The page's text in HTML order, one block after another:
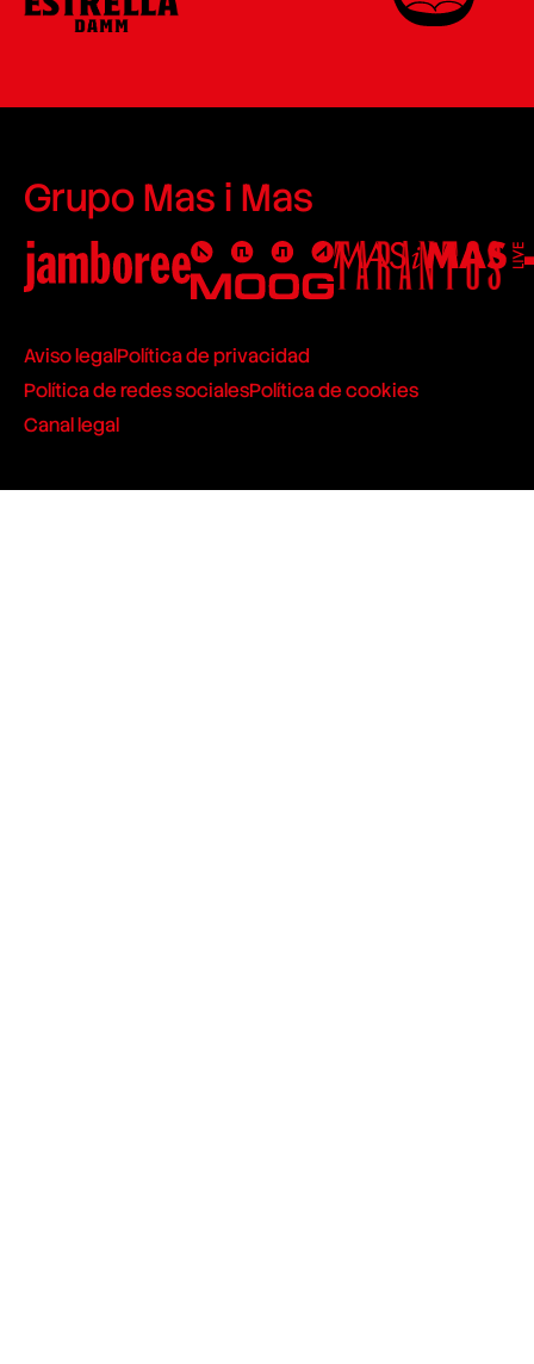
Grupo Mas i Mas
Aviso legalPolítica de privacidad
Política de redes socialesPolítica de cookies
Canal legal